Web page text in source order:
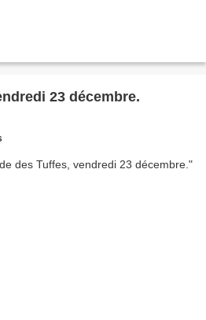
23 décembre.